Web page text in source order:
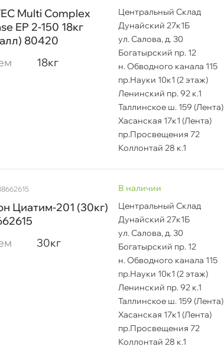
Multi Complex
EP 2-150 18к
80420
18к
Центральный Склад
Дунайский 27к1Б
ул. Салова, д. 30
Богатырский пр. 12
н. Обводного канала 115
пр.Науки 10к1 (2 этаж)
Ленинский пр. 92 к.1
Таллинское ш. 159 (Лента)
Хасанская 17к1 (Лента)
пр.Просвещения 72
Коллонтай 28 к.1
Циатим-201 (30кг)
30к
наличии
Центральный Склад
Дунайский 27к1Б
ул. Салова, д. 30
Богатырский пр. 12
н. Обводного канала 115
пр.Науки 10к1 (2 этаж)
Ленинский пр. 92 к.1
Таллинское ш. 159 (Лента)
Хасанская 17к1 (Лента)
пр.Просвещения 72
Коллонтай 28 к.1